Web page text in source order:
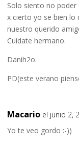
Solo siento no poder
x cierto yo se bien lo
nuestro querido
Cuidate hermano.
Danih2o.
PD(este verano
Macario el junio 2,
Yo te veo gordo :-))